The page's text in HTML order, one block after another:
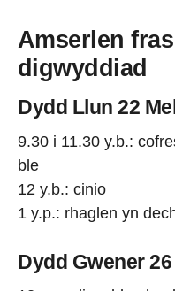
Amserlen
digwyddiad
Dydd Llun 22
9.30 i 11.30 y.b.:
ble
12 y.b.: cinio
1 y.p.: rhaglen yn
Dydd Gwener